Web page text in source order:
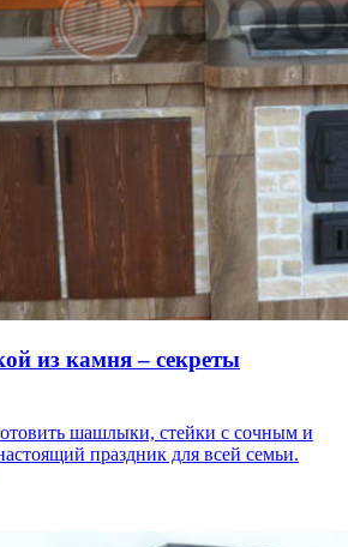
из камня – секреты
шашлыки, стейки с сочным и
праздник для всей семьи.